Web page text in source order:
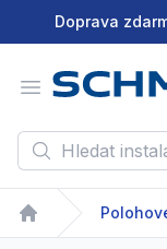
Doprava
Open menu
Hledat
Home